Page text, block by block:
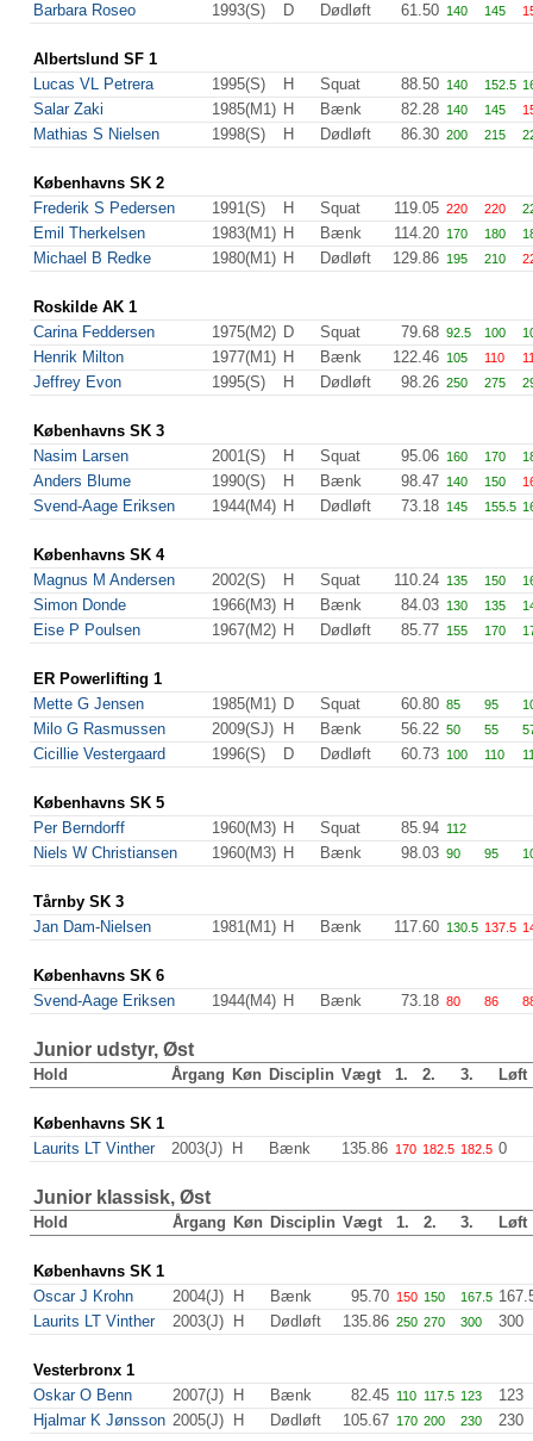
Barbara Roseo 1993(S) D Dødløft 61.50 140 145
Albertslund SF 1
Lucas VL Petrera
1995(S) H Squat 88.50 140 152.5
Salar Zaki 1985(M1) H Bænk 82.28 140 145
Mathias S Nielsen 1998(S) H Dødløft 86.30 200 215
Københavns SK 2
Frederik S Pedersen
1991(S) H Squat 119.05 220 220
Emil Therkelsen 1983(M1) H Bænk 114.20 170 180
Michael B Redke 1980(M1) H Dødløft 129.86 195 210
Roskilde AK 1
Carina Feddersen
1975(M2) D Squat 79.68 92.5 100
Henrik Milton 1977(M1) H Bænk 122.46 105 110
Jeffrey Evon 1995(S) H Dødløft 98.26 250 275
Københavns SK 3
Nasim Larsen
2001(S) H Squat 95.06 160 170
Anders Blume 1990(S) H Bænk 98.47 140 150
Svend-Aage Eriksen 1944(M4) H Dødløft 73.18 145 155.5
Københavns SK 4
Magnus M Andersen
2002(S) H Squat 110.24 135 150
Simon Donde 1966(M3) H Bænk 84.03 130 135
Eise P Poulsen 1967(M2) H Dødløft 85.77 155 170
ER Powerlifting 1
Mette G Jensen
1985(M1) D Squat 60.80 85 95
Milo G Rasmussen 2009(SJ) H Bænk 56.22 50 55
Cicillie Vestergaard 1996(S) D Dødløft 60.73 100 110
Københavns SK 5
Per Berndorff
1960(M3) H Squat 85.94 112
Niels W Christiansen 1960(M3) H Bænk 98.03 90 95
Tårnby SK 3
Jan Dam-Nielsen
1981(M1) H Bænk 117.60 130.5 137.5
Københavns SK 6
Svend-Aage Eriksen
1944(M4) H Bænk 73.18 80 86
Junior udstyr, Øst
Hold Årgang Køn Disciplin Vægt 1. 2. 3. Løft
Københavns SK 1
Laurits LT Vinther
2003(J) H Bænk 135.86 170 182.5 182.5 0
Junior klassisk, Øst
Hold Årgang Køn Disciplin Vægt 1. 2. 3. Løft
Københavns SK 1
Oscar J Krohn
2004(J) H Bænk 95.70 150 150 167.5
Laurits LT Vinther
2003(J) H Dødløft 135.86 250 270 300 300
Vesterbronx 1
Oskar O Benn
2007(J) H Bænk 82.45 110 117.5 123
123
Hjalmar K Jønsson 2005(J) H Dødløft 105.67 170 200 230 230